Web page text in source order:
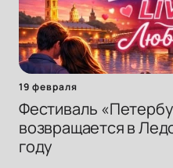
19 февраля
Фестиваль
возвращается в
году